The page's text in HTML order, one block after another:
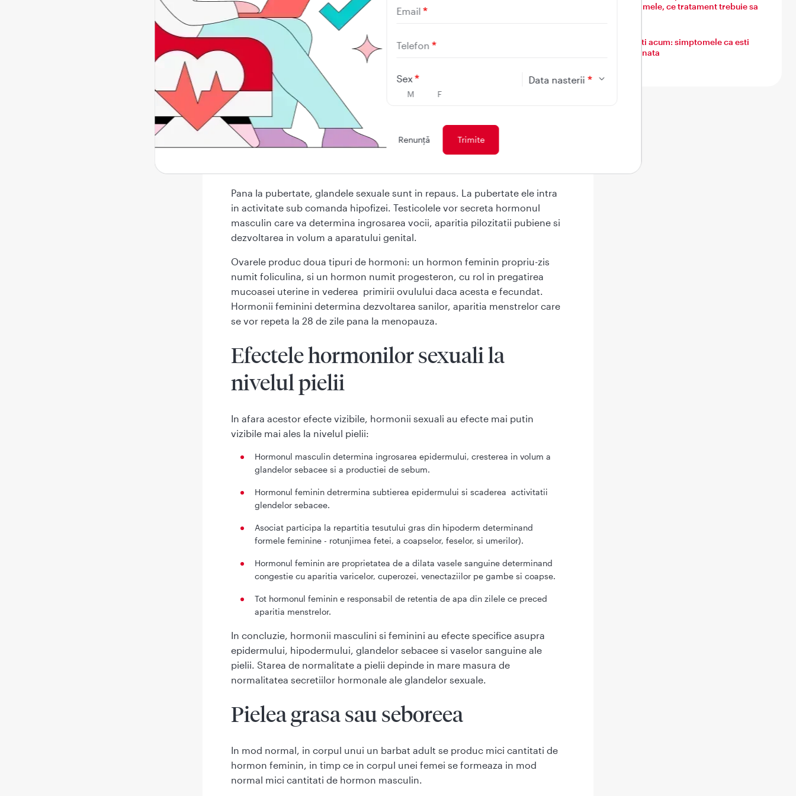
Glandele care produc hormoni constitue sistemul endocrin. Trebuie
mentionata legatura stransa care exista intre sistemul endocrin si sistemul
nervos prin intermediul hipofizei
Hipofiza are numeroase functii:
controleaza cresterea prin intermediul unui hormon special
produce un hormon care actioneaza asupra pigmentarii pielii
dirijeaza activitatea celorlalte glande endocrine: tiroida, glandele suprarenale,
pancreas, paratiroidele, glandele sexuale (testicule la barbat si ovare la
Pana la pubertate, glandele sexuale sunt in repaus. La pubertate ele intra
in activitate sub comanda hipofizei. Testicolele vor secreta hormonul
masculin care va determina ingrosarea vocii, aparitia pilozitatii pubiene si
dezvoltarea in volum a aparatului genital.
Ovarele produc doua tipuri de hormoni: un hormon feminin propriu-zis
numit foliculina, si un hormon numit progesteron, cu rol in pregatirea
mucoasei uterine in vederea primirii ovulului daca acesta e fecundat.
Hormonii feminini determina dezvoltarea sanilor, aparitia menstrelor care
se vor repeta la 28 de zile pana la menopauza.
Efectele hormonilor sexuali la
nivelul pielii
In afara acestor efecte vizibile, hormonii sexuali au efecte mai putin
vizibile mai ales la nivelul pielii:
Hormonul masculin determina ingrosarea epidermului, cresterea in volum a
glandelor sebacee si a productiei de sebum.
Hormonul feminin detrermina subtierea epidermului si scaderea activitatii
glendelor sebacee.
Asociat participa la repartitia tesutului gras din hipoderm determinand
formele feminine - rotunjimea fetei, a coapselor, feselor, si umerilor).
Hormonul feminin are proprietatea de a dilata vasele sanguine determinand
congestie cu aparitia varicelor, cuperozei, venectaziilor pe gambe si coapse.
Tot hormonul feminin e responsabil de retentia de apa din zilele ce preced
aparitia menstrelor.
In concluzie, hormonii masculini si feminini au efecte specifice asupra
epidermului, hipodermului, glandelor sebacee si vaselor sanguine ale
pielii. Starea de normalitate a pielii depinde in mare masura de
normalitatea secretiilor hormonale ale glandelor sexuale.
Pielea grasa sau seboreea
In mod normal, in corpul unui un barbat adult se produc mici cantitati de
hormon feminin, in timp ce in corpul unei femei se formeaza in mod
normal mici cantitati de hormon masculin.
Email
Telefon
Sex
M F
Data nasterii
Renunţă
simptomele, ce tratament trebuie sa
Ce simti acum: simptomele ca esti
insarcinata